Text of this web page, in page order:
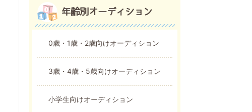
年齢別オーディション
0歳・1歳・2歳向けオーディション
3歳・4歳・5歳向けオーディション
小学生向けオーディション